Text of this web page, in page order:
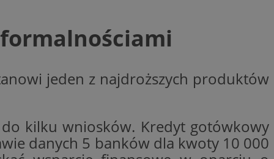
jeden z najdroższych produktów
kilku wniosków. Kredyt gotówkowy
danych 5 banków dla kwoty 10 000
Microsoft
dla
określone
skuteczności, a
cookie
w różnych
sposób
oraz
zobaczyć
(którego
przeglądarka
rzeczywistym od
używamy do